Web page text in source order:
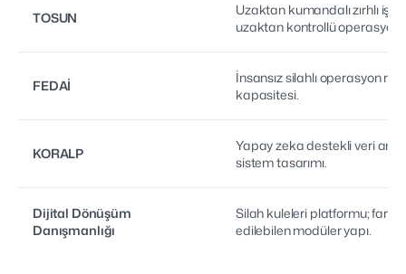
TOSUN
Uzaktan kumandalı zırhlı iş
uzaktan kontrollü operasyon.
FEDAİ
İnsansız silahlı operasyon
kapasitesi.
KORALP
Yapay zeka destekli veri
sistem tasarımı.
Dijital Dönüşüm
Danışmanlığı
Silah kuleleri platformu;
edilebilen modüler yapı.